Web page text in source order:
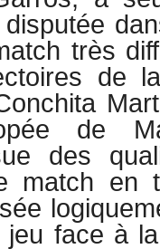
très
de
de
des
match en
face à